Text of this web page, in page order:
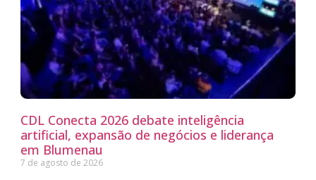
CDL Conecta 2026 debate inteligência
artificial, expansão de negócios e liderança
em Blumenau
7 de agosto de 2026